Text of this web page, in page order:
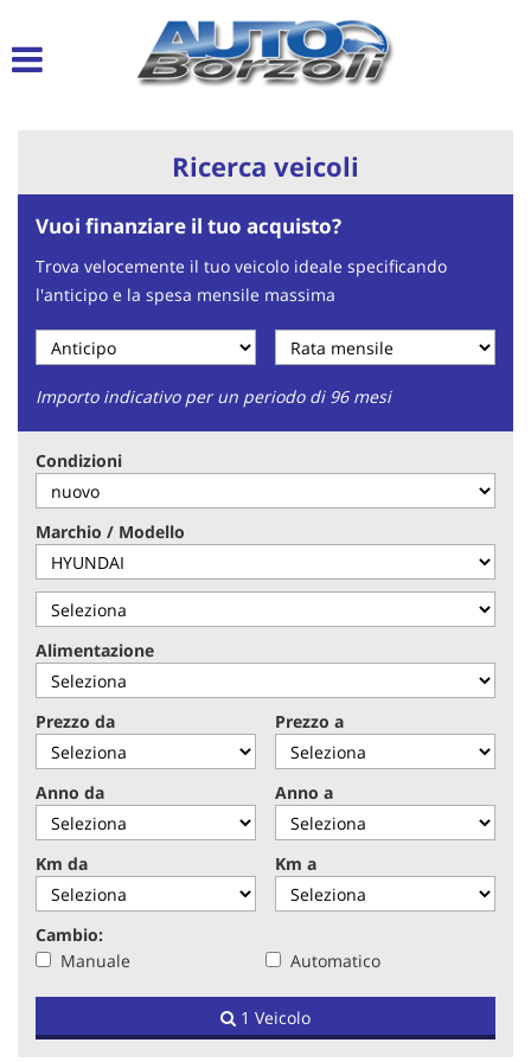
Ricerca veicoli
Vuoi finanziare il tuo acquisto?
Trova velocemente il tuo veicolo ideale specificando
l'anticipo e la spesa mensile massima
Importo indicativo per un periodo di 96 mesi
Condizioni
Marchio / Modello
Alimentazione
Prezzo da Prezzo a
Anno da Anno a
Km da Km a
Cambio:
Manuale
Automatico
1 Veicolo
Le
tue
pannello
consente
di
esprimere
tue
preferenze
alle
tecnologie
di
tracciamento
che
adottiamo
per
offrire
le
funzionalità
e
svolgere
attività
di
seguito
descritte.
Per
ottenere
maggiori
informazioni
sull'utilità
funzionamento